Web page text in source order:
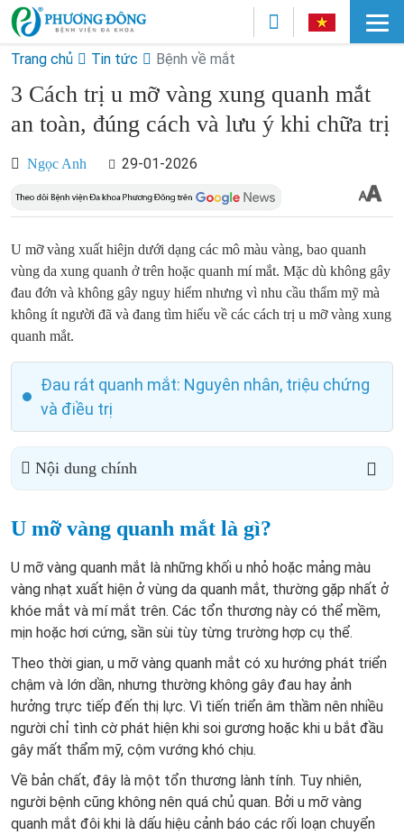
Trang chủ Tin tức Bệnh về mắt
3 Cách trị u mỡ vàng xung quanh mắt
an toàn, đúng cách và lưu ý khi chữa trị
Ngọc Anh 29-01-2026
U mỡ vàng xuất hiêjn dưới dạng các mô màu vàng, bao quanh
vùng da xung quanh ở trên hoặc quanh mí mắt. Mặc dù không gây
đau đớn và không gây nguy hiểm nhưng vì nhu cầu thẩm mỹ mà
không ít người đã và đang tìm hiểu về các cách trị u mỡ vàng xung
quanh mắt.
Đau rát quanh mắt: Nguyên nhân, triệu chứng
và điều trị
Nội dung chính
U mỡ vàng quanh mắt là gì?
U mỡ vàng quanh mắt là những khối u nhỏ hoặc mảng màu
vàng nhạt xuất hiện ở vùng da quanh mắt, thường gặp nhất ở
khóe mắt và mí mắt trên. Các tổn thương này có thể mềm,
mịn hoặc hơi cứng, sần sùi tùy từng trường hợp cụ thể.
Theo thời gian, u mỡ vàng quanh mắt có xu hướng phát triển
chậm và lớn dần, nhưng thường không gây đau hay ảnh
hưởng trực tiếp đến thị lực. Vì tiến triển âm thầm nên nhiều
người chỉ tình cờ phát hiện khi soi gương hoặc khi u bắt đầu
gây mất thẩm mỹ, cộm vướng khó chịu.
Về bản chất, đây là một tổn thương lành tính. Tuy nhiên,
người bệnh cũng không nên quá chủ quan. Bởi u mỡ vàng
quanh mắt đôi khi là dấu hiệu cảnh báo các rối loạn chuyển